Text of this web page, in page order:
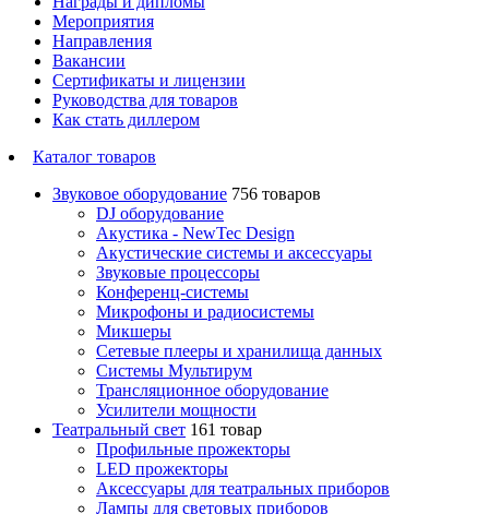
Мероприятия
Направления
Вакансии
Сертификаты и лицензии
Руководства для товаров
Как стать диллером
Каталог товаров
Звуковое оборудование 756 товаров
DJ оборудование
Акустика - NewTec Design
Акустические системы и аксессуары
Звуковые процессоры
Конференц-системы
Микрофоны и радиосистемы
Микшеры
Сетевые плееры и хранилища данных
Системы Мультирум
Трансляционное оборудование
Усилители мощности
Театральный свет 161 товар
Профильные прожекторы
LED прожекторы
Аксессуары для театральных приборов
Лампы для световых приборов